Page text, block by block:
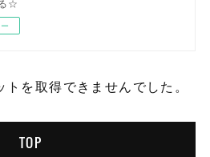
を取得できませんでした。
TOP